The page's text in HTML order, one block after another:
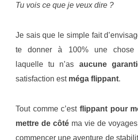
Tu vois ce que je veux dire ?
Je sais que le simple fait
te donner à 100% une chose
laquelle tu n’as aucune
satisfaction est méga flippant.
Tout comme c’est flippant pour
mettre de côté ma vie de
commencer une aventure de